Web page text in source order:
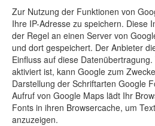
Zur Nutzung der Funktionen von
Ihre IP-Adresse zu speichern. Diese
der Regel an einen Server von
und dort gespeichert. Der Anbieter
Einfluss auf diese
aktiviert ist, kann Google zum
Darstellung der Schriftarten Google
Aufruf von Google Maps lädt Ihr
Fonts in ihren Browsercache, um
anzuzeigen.